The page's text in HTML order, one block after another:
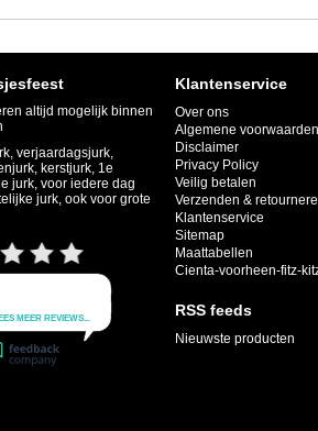
altijd mogelijk binnen
verjaardagsjurk,
kerstjurk, 1e
jurk, voor iedere dag
jurk, ook voor grote
Klantenservice
Over ons
Algemene voorwaarden
Disclaimer
Privacy Policy
Veilig betalen
Verzenden &
Klantenservice
Sitemap
Maattabellen
Cienta-voorheen-fitz-
RSS feeds
Nieuwste producten